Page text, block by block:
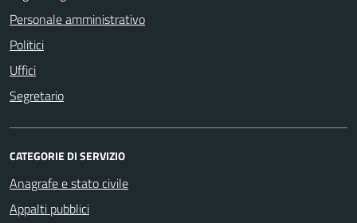
Personale amministrativo
Politici
Uffici
Segretario
CATEGORIE DI SERVIZIO
Anagrafe e stato civile
Appalti pubblici